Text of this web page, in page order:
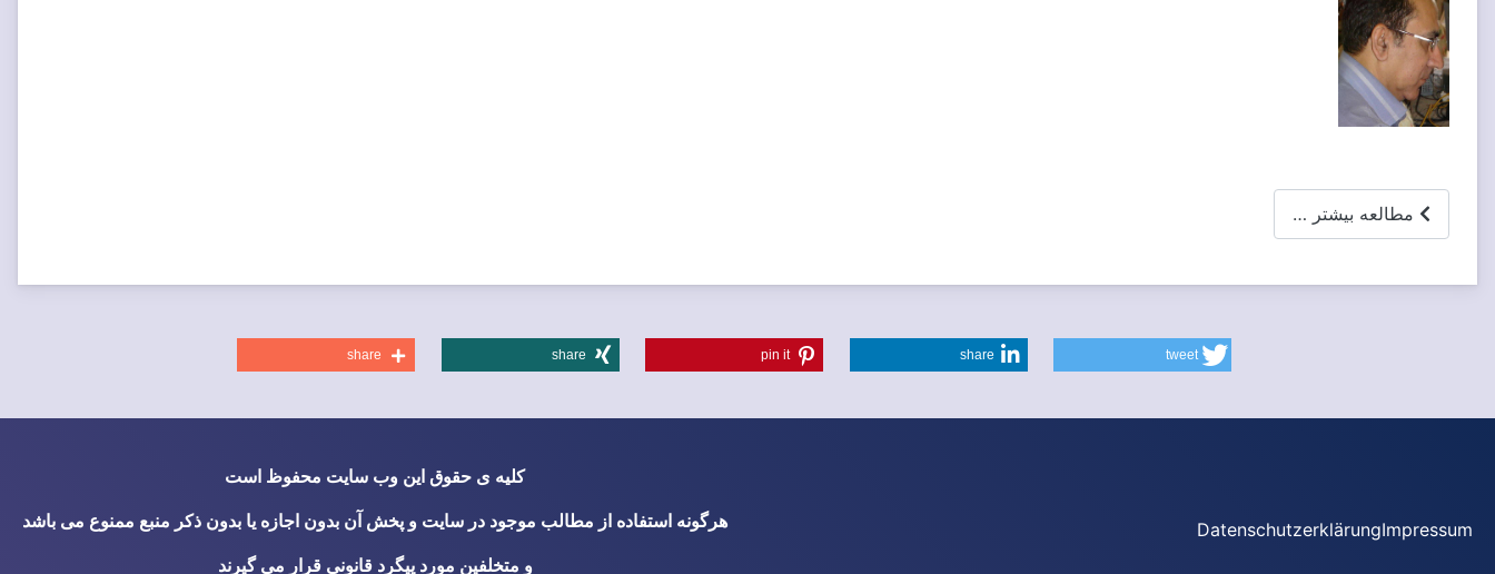
مطالعه بیشتر …
tweet
share
pin it
share
share
Impressum
Datenschutzerklärung
کلیه ی حقوق این وب سایت محفوظ است
هرگونه استفاده از مطالب موجود در سایت و پخش آن بدون اجازه یا بدون ذکر منبع ممنوع می باشد
و متخلفین مورد پیگرد قانونی قرار می گیرند